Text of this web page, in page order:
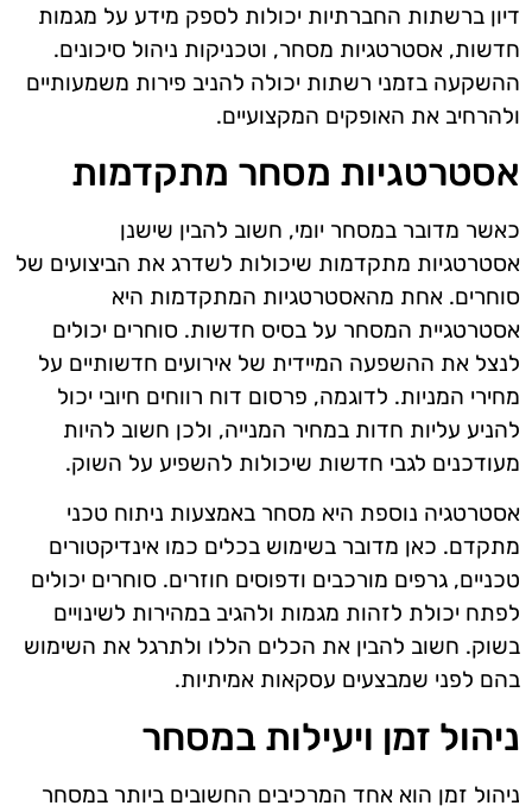
דיון ברשתות החברתיות יכולות לספק מידע על מגמות
חדשות, אסטרטגיות מסחר, וטכניקות ניהול סיכונים.
ההשקעה בזמני רשתות יכולה להניב פירות משמעותיים
ולהרחיב את האופקים המקצועיים.
אסטרטגיות מסחר מתקדמות
כאשר מדובר במסחר יומי, חשוב להבין שישנן
אסטרטגיות מתקדמות שיכולות לשדרג את הביצועים של
סוחרים. אחת מהאסטרטגיות המתקדמות היא
אסטרטגיית המסחר על בסיס חדשות. סוחרים יכולים
לנצל את ההשפעה המיידית של אירועים חדשותיים על
מחירי המניות. לדוגמה, פרסום דוח רווחים חיובי יכול
להניע עליות חדות במחיר המנייה, ולכן חשוב להיות
מעודכנים לגבי חדשות שיכולות להשפיע על השוק.
אסטרטגיה נוספת היא מסחר באמצעות ניתוח טכני
מתקדם. כאן מדובר בשימוש בכלים כמו אינדיקטורים
טכניים, גרפים מורכבים ודפוסים חוזרים. סוחרים יכולים
לפתח יכולת לזהות מגמות ולהגיב במהירות לשינויים
בשוק. חשוב להבין את הכלים הללו ולתרגל את השימוש
בהם לפני שמבצעים עסקאות אמיתיות.
ניהול זמן ויעילות במסחר
ניהול זמן הוא אחד המרכיבים החשובים ביותר במסחר